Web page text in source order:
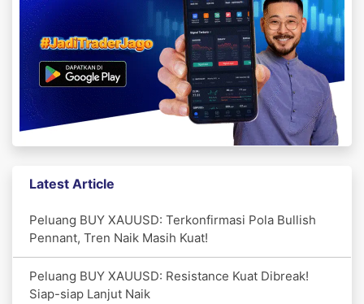
Latest Article
Peluang BUY XAUUSD: Terkonfirmasi Pola Bullish
Pennant, Tren Naik Masih Kuat!
Peluang BUY XAUUSD: Resistance Kuat Dibreak!
Siap-siap Lanjut Naik